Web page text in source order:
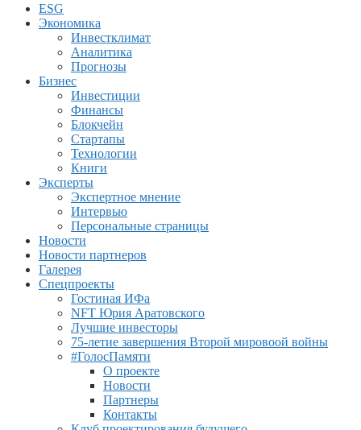
ESG
Экономика
Инвестклимат
Аналитика
Прогнозы
Бизнес
Инвестиции
Финансы
Блокчейн
Стартапы
Технологии
Книги
Эксперты
Экспертное мнение
Интервью
Персональные страницы
Новости
Новости партнеров
Галерея
Спецпроекты
Гостиная ИФа
NFT Юрия Аратовского
Лучшие инвесторы
75-летие завершения Второй мировоой войны
#ГолосПамяти
О проекте
Новости
Партнеры
Контакты